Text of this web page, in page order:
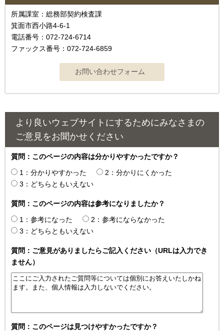
所属課室：総務部契約検査課
箕面市西小路4‐6‐1
電話番号：072-724-6714
ファックス番号：072-724-6859
より良いウェブサイトにするためにみなさまの
ご意見をお聞かせください
質問：このページの内容は分かりやすかったですか？
1：分かりやすかった
2：分かりにくかった
3：どちらともいえない
質問：このページの内容は参考になりましたか？
1：参考になった
2：参考にならなかった
3：どちらともいえない
質問：ご意見がありましたらご記入ください（URLは入力でき
ません）
質問：このページは見つけやすかったですか？